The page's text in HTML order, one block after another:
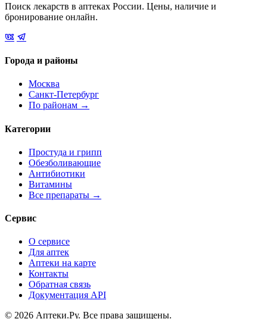
Поиск лекарств в аптеках России. Цены, наличие и
бронирование онлайн.
Города и районы
Москва
Санкт-Петербург
По районам →
Категории
Простуда и грипп
Обезболивающие
Антибиотики
Витамины
Все препараты →
Сервис
О сервисе
Для аптек
Аптеки на карте
Контакты
Обратная связь
Документация API
© 2026 Аптеки.Ру. Все права защищены.